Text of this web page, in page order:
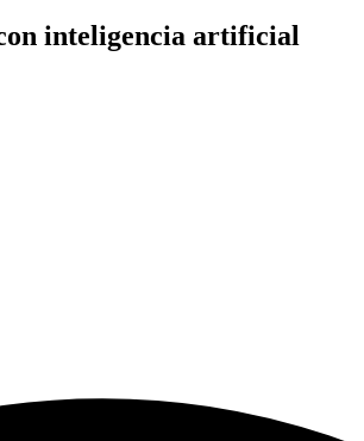
inteligencia artificial